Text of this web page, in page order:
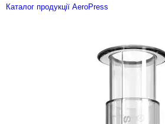
Каталог продукції AeroPress